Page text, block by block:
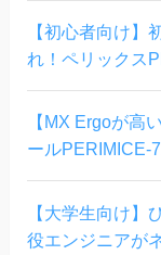
【初心者向け】
れ！ペリックス
【MX Ergoが高
ールPERIMICE-
【大学生向け】
役エンジニアが